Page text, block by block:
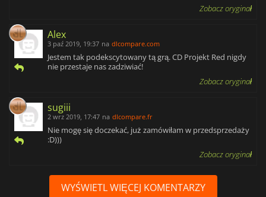
Zobacz oryginał
Alex
3 paź 2019, 19:37 na dlcompare.com
Jestem tak podekscytowany tą grą. CD Projekt Red nigdy
nie przestaje nas zadziwiać!
Zobacz oryginał
sugiii
2 wrz 2019, 17:47 na dlcompare.fr
Nie mogę się doczekać, już zamówiłam w przedsprzedaży
:D)))
Zobacz oryginał
WYŚWIETL WIĘCEJ KOMENTARZY